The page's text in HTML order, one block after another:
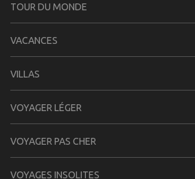
TOUR DU MONDE
VACANCES
VILLAS
VOYAGER LÉGER
VOYAGER PAS CHER
VOYAGES INSOLITES